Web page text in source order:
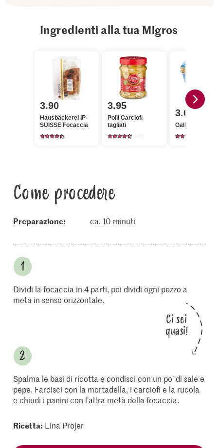
Ingredienti alla tua Migros
3.90
Hausbäckerei IP-
SUISSE Focaccia
3.95
Polli Carciofi
tagliati
3.65
Galbani Ricotta
Come procedere
Preparazione: ca. 10 minuti
Dividi la focaccia in 4 parti, poi dividi ogni pezzo a
metà in senso orizzontale.
Ci sei
quasi!
Spalma le basi di ricotta e condisci con un po’ di sale e
pepe. Farcisci con la mortadella, i carciofi e la rucola
e chiudi i panini con l’altra metà della focaccia.
Ricetta: Lina Projer